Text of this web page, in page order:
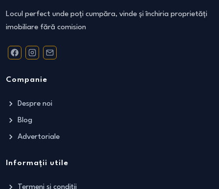
Locul perfect unde poți cumpăra, vinde și închiria proprietăți
imobiliare fără comision
Companie
Despre noi
Blog
Advertoriale
Informații utile
Termeni și condiții